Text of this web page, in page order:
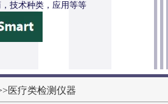
技术种类，应用等等
机
医疗类检测仪器